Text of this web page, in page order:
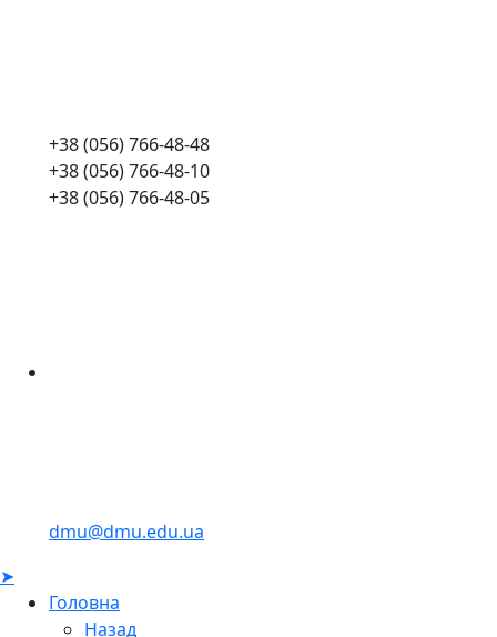
+38 (056) 766-48-48
+38 (056) 766-48-10
+38 (056) 766-48-05
dmu@dmu.edu.ua
➤
Головна
Назад